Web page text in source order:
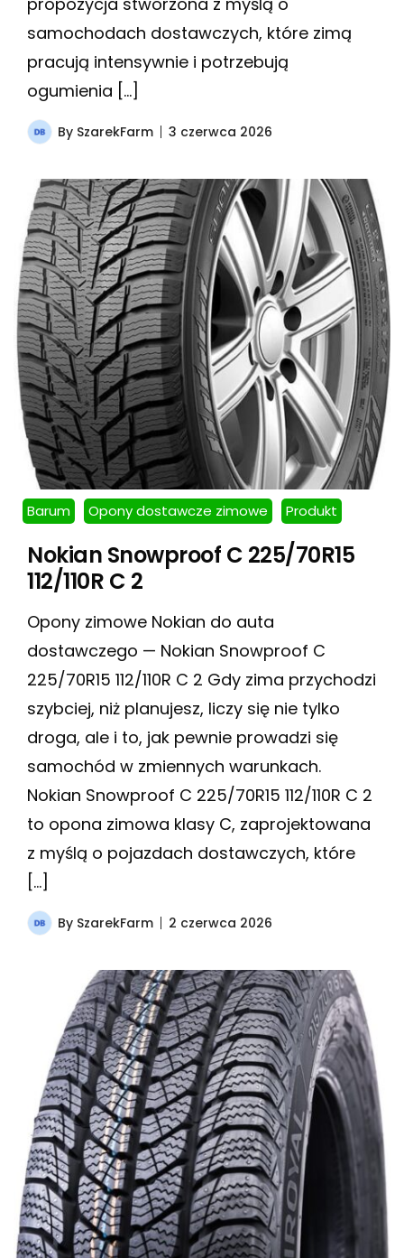
samochodach dostawczych, które zimą
pracują intensywnie i potrzebują
ogumienia […]
By SzarekFarm 3 czerwca 2026
Barum Opony dostawcze zimowe Produkt
Nokian Snowproof C 225/70R15
112/110R C 2
Opony zimowe Nokian do auta
dostawczego — Nokian Snowproof C
225/70R15 112/110R C 2 Gdy zima przychodzi
szybciej, niż planujesz, liczy się nie tylko
droga, ale i to, jak pewnie prowadzi się
samochód w zmiennych warunkach.
Nokian Snowproof C 225/70R15 112/110R C 2
to opona zimowa klasy C, zaprojektowana
z myślą o pojazdach dostawczych, które
[…]
By SzarekFarm 2 czerwca 2026